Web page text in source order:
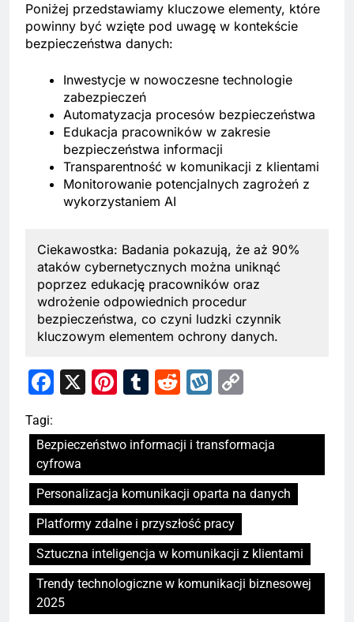
Poniżej przedstawiamy kluczowe elementy, które
powinny być wzięte pod uwagę w kontekście
bezpieczeństwa danych:
Inwestycje w nowoczesne technologie
zabezpieczeń
Automatyzacja procesów bezpieczeństwa
Edukacja pracowników w zakresie
bezpieczeństwa informacji
Transparentność w komunikacji z klientami
Monitorowanie potencjalnych zagrożeń z
wykorzystaniem AI
Ciekawostka: Badania pokazują, że aż 90%
ataków cybernetycznych można uniknąć
poprzez edukację pracowników oraz
wdrożenie odpowiednich procedur
bezpieczeństwa, co czyni ludzki czynnik
kluczowym elementem ochrony danych.
Facebook
X Pinterest
Tumblr
RedditWykop
Tagi:
Bezpieczeństwo informacji i transformacja
cyfrowa
Personalizacja komunikacji oparta na danych
Platformy zdalne i przyszłość pracy
Sztuczna inteligencja w komunikacji z klientami
Trendy technologiczne w komunikacji biznesowej
2025